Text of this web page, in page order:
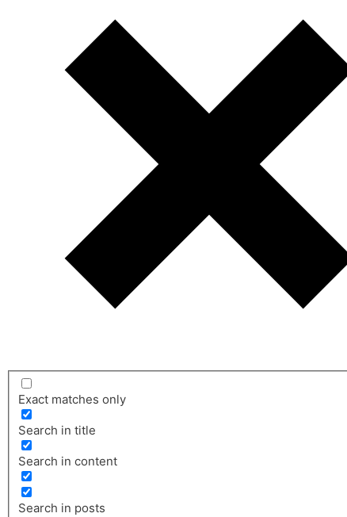
Exact matches only
Search in title
Search in content
Search in posts